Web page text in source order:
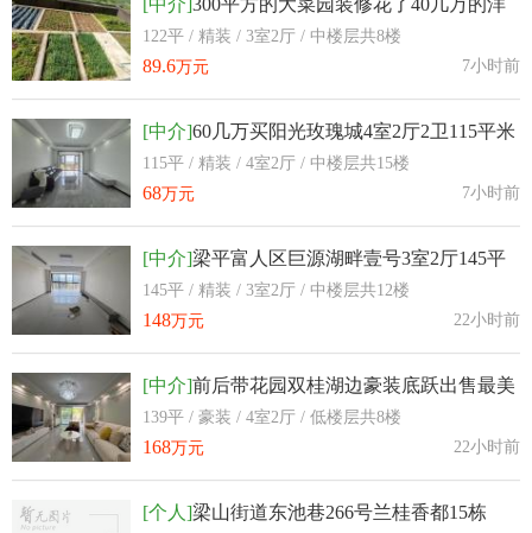
房智慧小镇 3室2厅122平米
122平 / 精装 / 3室2厅 / 中楼层共8楼
89.6万元 7小时前
[中介]60几万买阳光玫瑰城4室2厅2卫115平米
房子几乎全校新
115平 / 精装 / 4室2厅 / 中楼层共15楼
68万元 7小时前
[中介]梁平富人区巨源湖畔壹号3室2厅145平
米全新没有入住过
145平 / 精装 / 3室2厅 / 中楼层共12楼
148万元 22小时前
[中介]前后带花园双桂湖边豪装底跃出售最美
小区美丽泽京4室2厅139平米
139平 / 豪装 / 4室2厅 / 低楼层共8楼
168万元 22小时前
[个人]梁山街道东池巷266号兰桂香都15栋